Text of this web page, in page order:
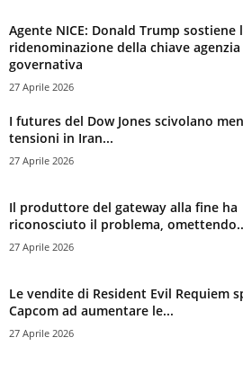
Agente NICE: Donald Trump sostiene
ridenominazione della chiave agenzia
governativa
27 Aprile 2026
I futures del Dow Jones scivolano
tensioni in Iran...
27 Aprile 2026
Il produttore del gateway alla fine ha
riconosciuto il problema,
27 Aprile 2026
Le vendite di Resident Evil Requiem
Capcom ad aumentare le...
27 Aprile 2026